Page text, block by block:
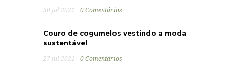
30 jul 2021 0 Comentários
Couro de cogumelos vestindo a moda
sustentável
27 jul 2021 0 Comentários